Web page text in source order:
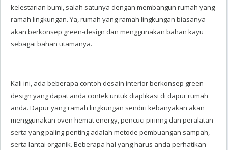
kelestarian bumi, salah satunya dengan membangun rumah yang
ramah lingkungan. Ya, rumah yang ramah lingkungan biasanya
akan berkonsep green-design dan menggunakan bahan kayu
sebagai bahan utamanya.
Kali ini, ada beberapa contoh desain interior berkonsep green-
design yang dapat anda contek untuk diaplikasi di dapur rumah
anda. Dapur yang ramah lingkungan sendiri kebanyakan akan
menggunakan oven hemat energy, pencuci pirinng dan peralatan
serta yang paling penting adalah metode pembuangan sampah,
serta lantai organik. Beberapa hal yang harus anda perhatikan